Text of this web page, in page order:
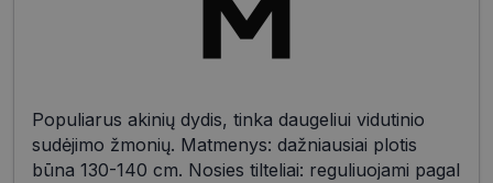
Populiarus akinių dydis, tinka daugeliui vidutinio
sudėjimo žmonių. Matmenys: dažniausiai plotis
būna 130-140 cm. Nosies tilteliai: reguliuojami pagal